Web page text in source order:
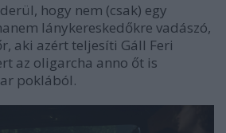
hogy nem (csak) egy
lánykereskedőkre vadászó,
aki azért teljesíti Gáll Feri
az oligarcha anno őt is
poklából.